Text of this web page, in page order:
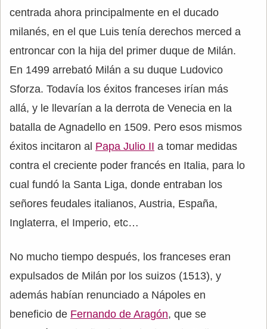
centrada ahora principalmente en el ducado
milanés, en el que Luis tenía derechos merced a
entroncar con la hija del primer duque de Milán.
En 1499 arrebató Milán a su duque Ludovico
Sforza. Todavía los éxitos franceses irían más
allá, y le llevarían a la derrota de Venecia en la
batalla de Agnadello en 1509. Pero esos mismos
éxitos incitaron al Papa Julio II a tomar medidas
contra el creciente poder francés en Italia, para lo
cual fundó la Santa Liga, donde entraban los
señores feudales italianos, Austria, España,
Inglaterra, el Imperio, etc…
No mucho tiempo después, los franceses eran
expulsados de Milán por los suizos (1513), y
además habían renunciado a Nápoles en
beneficio de Fernando de Aragón, que se